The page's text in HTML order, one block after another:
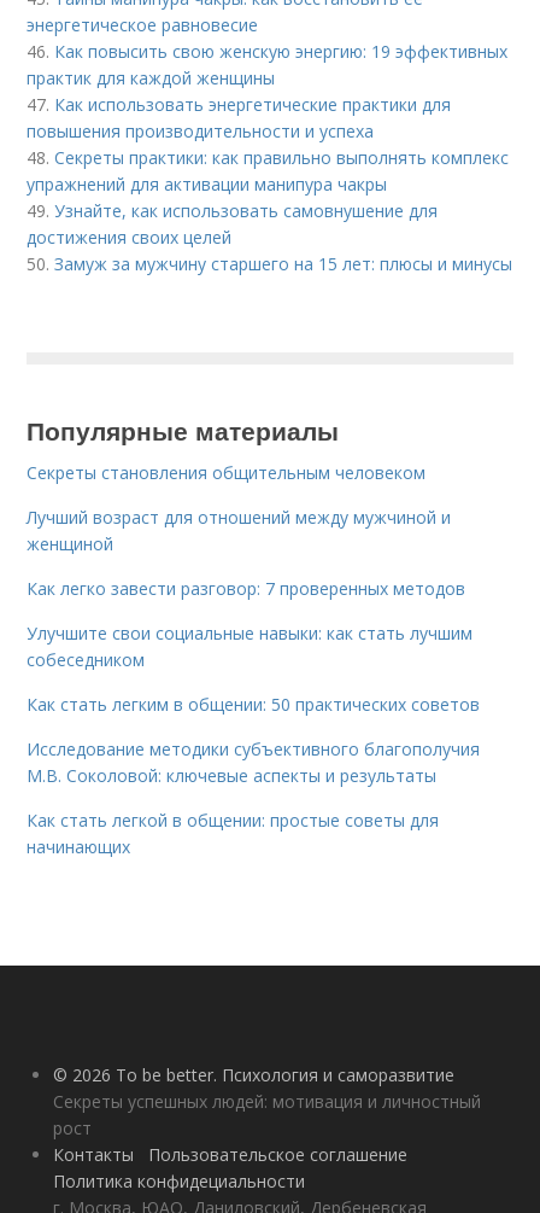
энергетическое равновесие
46. Как повысить свою женскую энергию: 19 эффективных
практик для каждой женщины
47. Как использовать энергетические практики для
повышения производительности и успеха
48.Секреты практики: как правильно выполнять комплекс
упражнений для активации манипура чакры
49.Узнайте, как использовать самовнушение для
достижения своих целей
50.Замуж за мужчину старшего на 15 лет: плюсы и минусы
Популярные материалы
Секреты становления общительным человеком
Лучший возраст для отношений между мужчиной и
женщиной
Как легко завести разговор: 7 проверенных методов
Улучшите свои социальные навыки: как стать лучшим
собеседником
Как стать легким в общении: 50 практических советов
Исследование методики субъективного благополучия
М.В. Соколовой: ключевые аспекты и результаты
Как стать легкой в общении: простые советы для
начинающих
© 2026 To be better. Психология и саморазвитие
Секреты успешных людей: мотивация и личностный
рост
Контакты
Пользовательское соглашение
Политика конфидециальности
г. Москва, ЮАО, Даниловский, Дербеневская